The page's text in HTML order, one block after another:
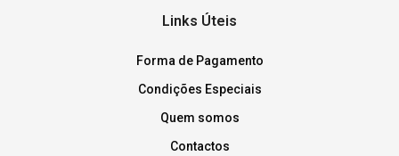
Links Úteis
Forma de Pagamento
Condições Especiais
Quem somos
Contactos